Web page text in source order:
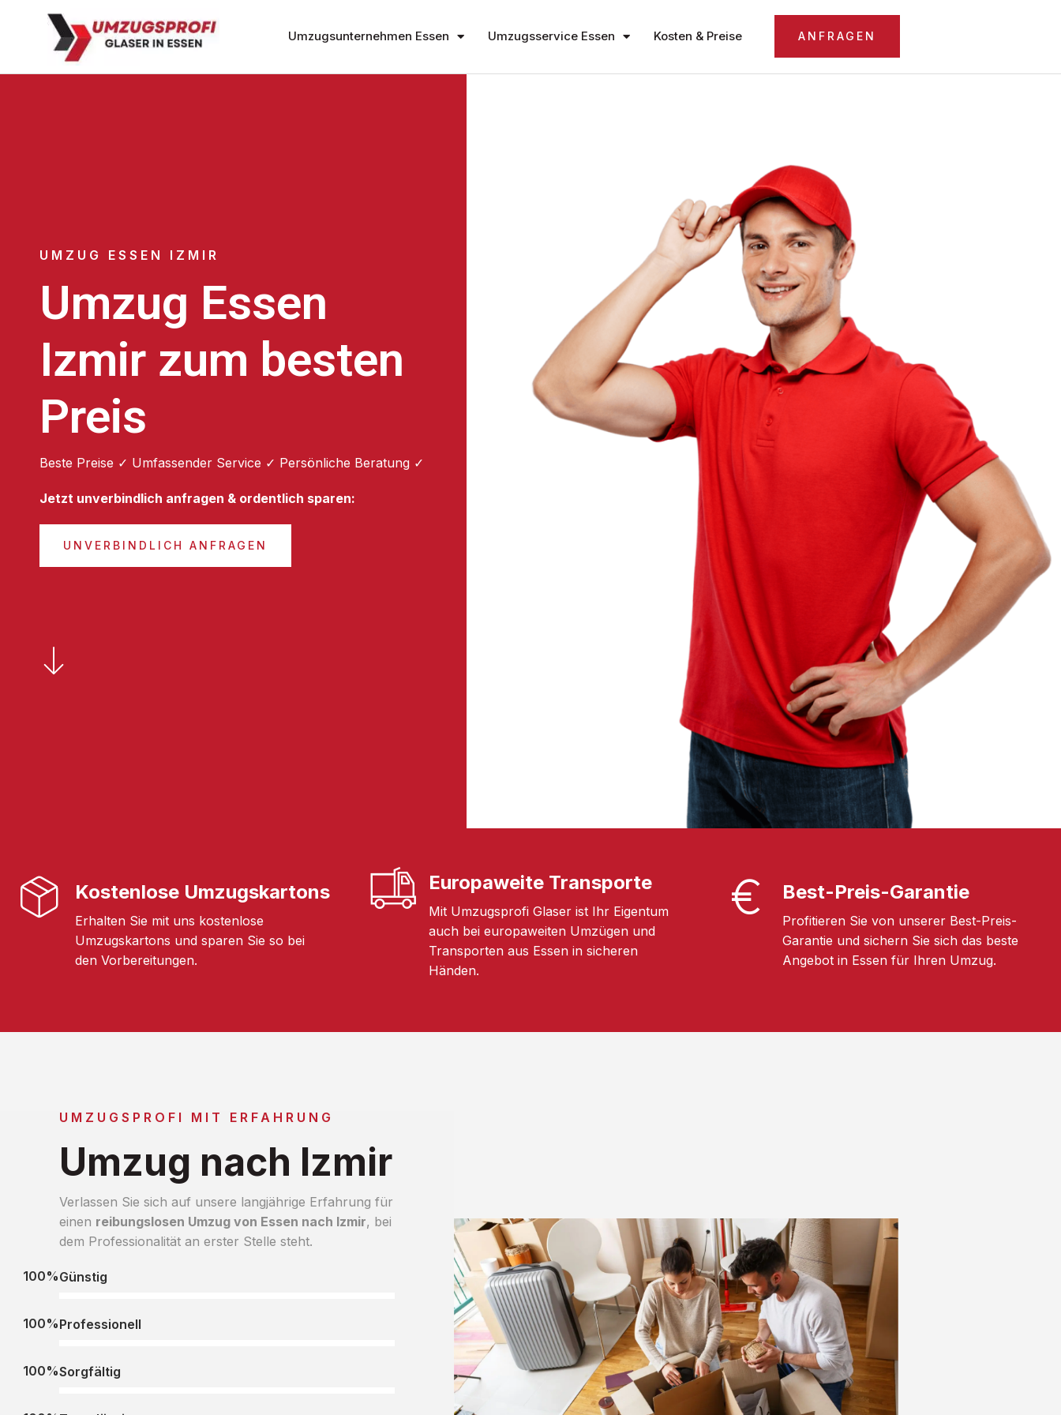
Umzugsunternehmen Essen Umzugsservice Essen Kosten & Preise ANFRAGEN
UMZUG ESSEN IZMIR
Umzug Essen
Izmir zum besten
Preis
Beste Preise ✓ Umfassender Service ✓ Persönliche Beratung ✓
Jetzt unverbindlich anfragen & ordentlich sparen:
UNVERBINDLICH ANFRAGEN
Kostenlose Umzugskartons
Erhalten Sie mit uns kostenlose
Umzugskartons und sparen Sie so bei
den Vorbereitungen.
Europaweite Transporte
Mit Umzugsprofi Glaser ist Ihr Eigentum
auch bei europaweiten Umzügen und
Transporten aus Essen in sicheren
Händen.
Best-Preis-Garantie
Profitieren Sie von unserer Best-Preis-
Garantie und sichern Sie sich das beste
Angebot in Essen für Ihren Umzug.
UMZUGSPROFI MIT ERFAHRUNG
Umzug nach Izmir
Verlassen Sie sich auf unsere langjährige Erfahrung für
einen reibungslosen Umzug von Essen nach Izmir, bei
dem Professionalität an erster Stelle steht.
Günstig
100%
Professionell
100%
Sorgfältig
100%